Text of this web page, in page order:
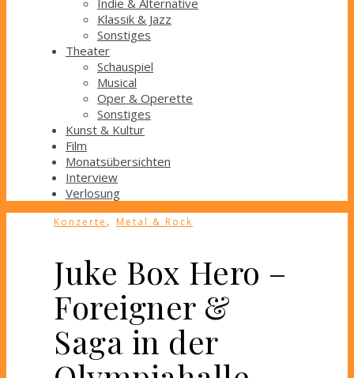
Indie & Alternative
Klassik & Jazz
Sonstiges
Theater
Schauspiel
Musical
Oper & Operette
Sonstiges
Kunst & Kultur
Film
Monatsübersichten
Interview
Verlosung
Konzerte , Metal & Rock
Juke Box Hero –
Foreigner &
Saga in der